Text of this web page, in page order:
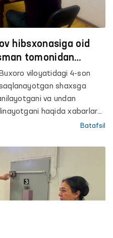
hibsxonasiga oid
tomonidan
viloyatidagi 4-son
shaxsga
va undan
haqida xabarlar
Batafsil